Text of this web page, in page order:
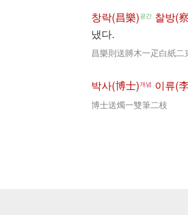
창락(昌樂)공간 찰방(
냈다.
昌樂則送賻木一疋白紙二
박사(博士)개념 이류(
博士送燭一雙筆二枝